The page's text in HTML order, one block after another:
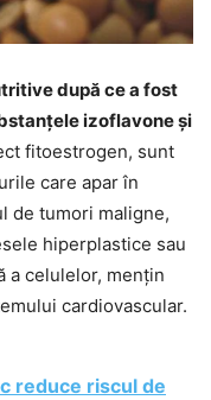
după ce a fost
izoflavone și
fitoestrogen, sunt
care apar în
de tumori maligne,
hiperplastice sau
a celulelor, mențin
cardiovascular.
reduce riscul de